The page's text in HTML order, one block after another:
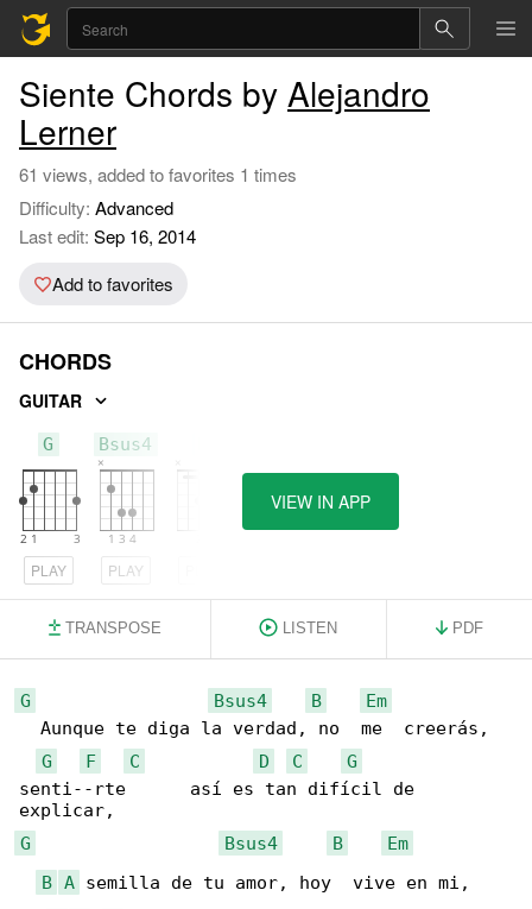
Siente Chords by Alejandro
Lerner
61 views, added to favorites 1 times
Difficulty: Advanced
Last edit: Sep 16, 2014
Add to favorites
CHORDS
GUITAR
G
PLAY
Bsus4
PLAY
VIEW IN APP
TRANSPOSE LISTEN PDF
G Bsus4 B
Em
  Aunque te diga la verdad, no  me  creerás,
G
F C D C
G
senti--rte      así es tan difícil de
G
Bsus4 B
Em
B A semilla de tu amor, hoy  vive en mi,